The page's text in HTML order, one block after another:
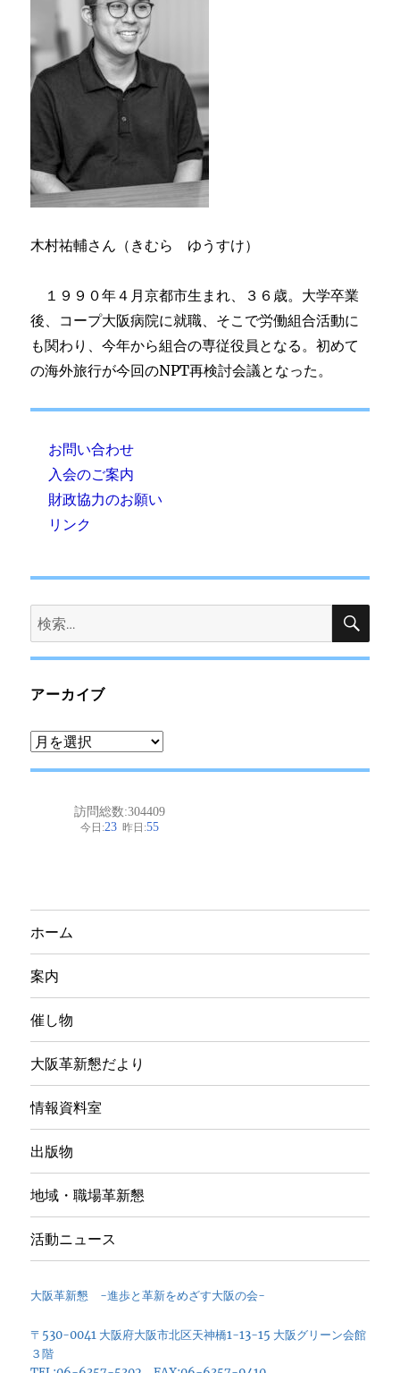
木村祐輔さん（きむら ゆうすけ）
１９９０年４月京都市生まれ、３６歳。大学卒業
後、コープ大阪病院に就職、そこで労働組合活動に
も関わり、今年から組合の専従役員となる。初めて
の海外旅行が今回のNPT再検討会議となった。
お問い合わせ
入会のご案内
財政協力のお願い
リンク
検
索:
検
アーカイブ
ア
ー
ホーム
案内
催し物
大阪革新懇だより
情報資料室
出版物
地域・職場革新懇
活動ニュース
大阪革新懇 -進歩と革新をめざす大阪の会-
〒530-0041 大阪府大阪市北区天神橋1-13-15 大阪グリーン会館
３階